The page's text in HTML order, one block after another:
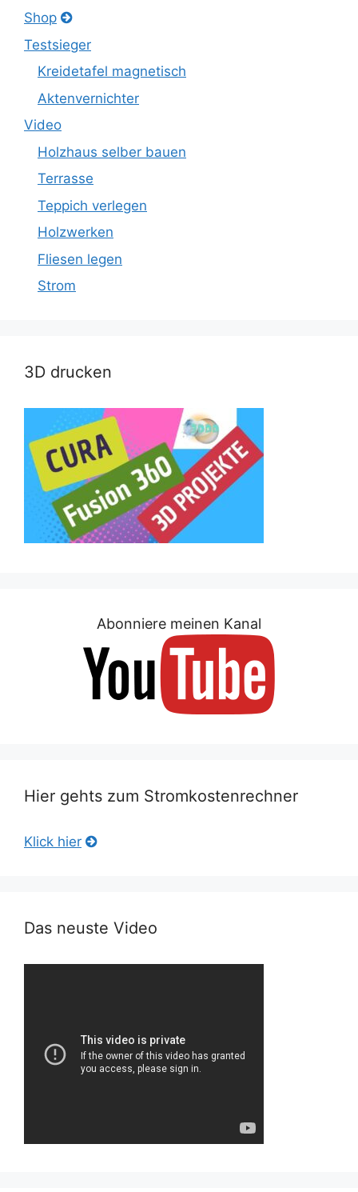
Shop
Testsieger
Kreidetafel magnetisch
Aktenvernichter
Video
Holzhaus selber bauen
Terrasse
Teppich verlegen
Holzwerken
Fliesen legen
Strom
3D drucken
Abonniere meinen Kanal
Hier gehts zum Stromkostenrechner
Klick hier
Das neuste Video